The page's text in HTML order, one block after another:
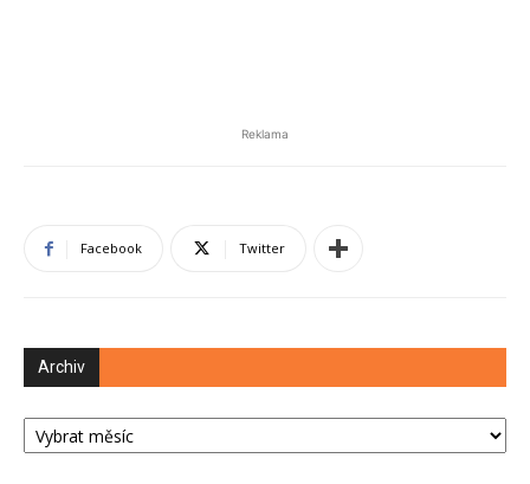
Reklama
Facebook Twitter
Archiv
Archiv